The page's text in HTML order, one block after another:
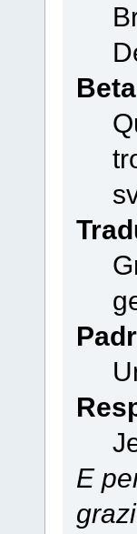
E